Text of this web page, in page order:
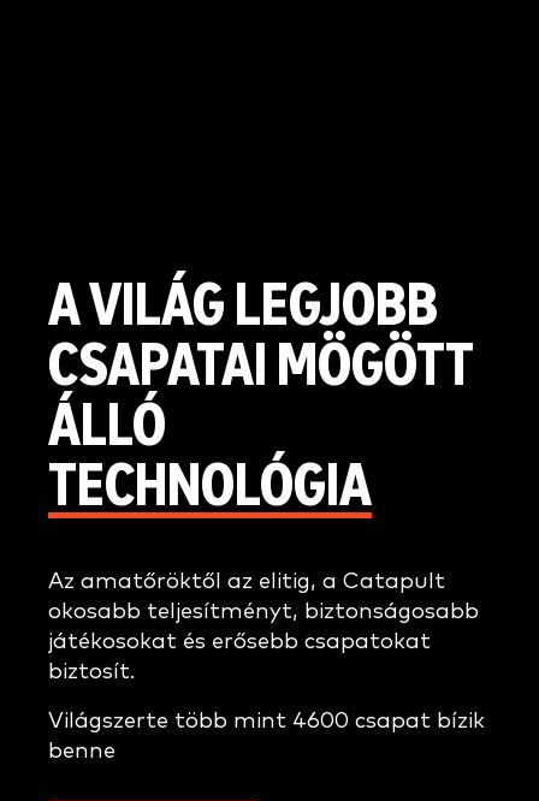
A VILÁG LEGJOBB
CSAPATAI MÖGÖTT
ÁLLÓ
TECHNOLÓGIA
Az amatőröktől az elitig, a Catapult
okosabb teljesítményt, biztonságosabb
játékosokat és erősebb csapatokat
biztosít.
Világszerte több mint 4600 csapat bízik
benne